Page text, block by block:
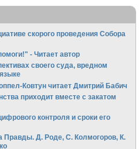
скорого проведения Собора
- Читает автор
своего суда, вредном
Ковтун читает Дмитрий Бабич
приходит вместе с закатом
контроля и сроки его
Правды. Д. Роде, С. Колмогоров, К.